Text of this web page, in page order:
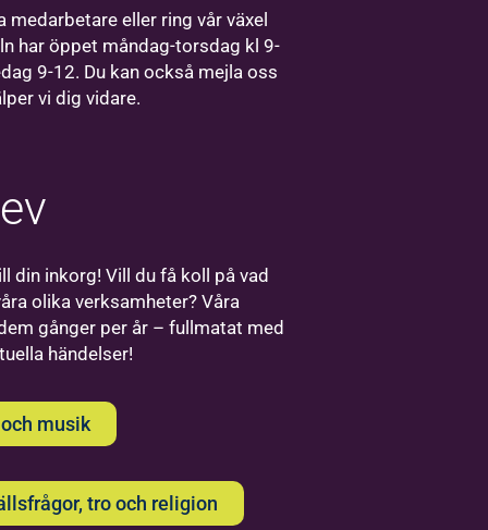
Stockholm finns
vårt regionkontor
för Bilda Öst.
Bilda
Uppsala
Välkommen
till oss på
Uppsala!
medarbetare eller ring vår växel
har öppet måndag-torsdag kl 9-
9-12. Du kan också mejla oss
vi dig vidare.
din inkorg! Vill du få koll på vad
olika verksamheter? Våra
gånger per år – fullmatat med
händelser!
musik
tro och religion